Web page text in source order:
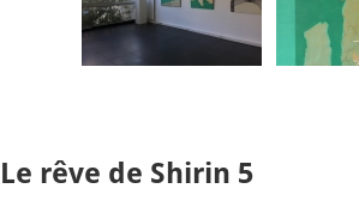
Le rêve de Shirin 5